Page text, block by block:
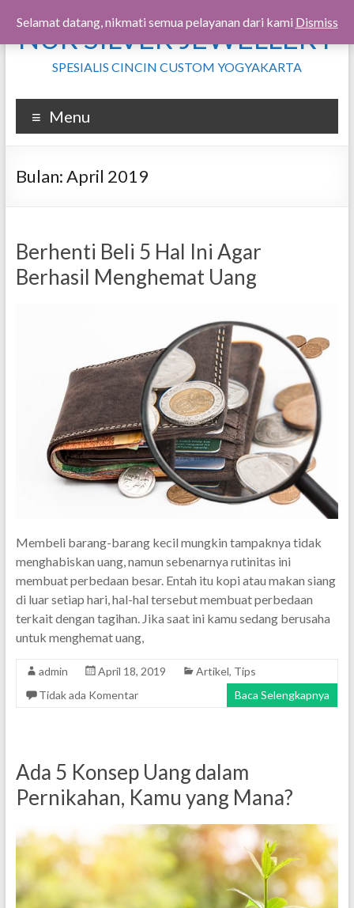
Skip
content
NUR SILVER JEWELLERY
SPESIALIS CINCIN CUSTOM YOGYAKARTA
Menu
Bulan:April 2019
Berhenti Beli 5 Hal Ini Agar
Berhasil Menghemat Uang
Membeli barang-barang kecil mungkin tampaknya tidak
menghabiskan uang, namun sebenarnya rutinitas ini
membuat perbedaan besar. Entah itu kopi atau makan siang
di luar setiap hari, hal-hal tersebut membuat perbedaan
terkait dengan tagihan. Jika saat ini kamu sedang berusaha
untuk menghemat uang,
admin April 18, 2019 Artikel, Tips
Tidak ada Komentar
Baca Selengkapnya
Ada 5 Konsep Uang dalam
Pernikahan, Kamu yang Mana?
Selamat datang, nikmati semua pelayanan dari kami Dismiss